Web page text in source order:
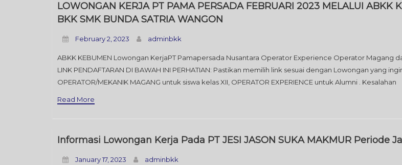
LOWONGAN KERJA PT PAMA PERSADA FEBRUARI 2023 MELALUI ABKK
BKK SMK BUNDA SATRIA WANGON
February 2, 2023 adminbkk
ABKK KEBUMEN Lowongan KerjaPT Pamapersada Nusantara Operator Experience Operator Magang
LINK PENDAFTARAN DI BAWAH INI PERHATIAN: Pastikan memilih link sesuai dengan Lowongan yang
OPERATOR/MEKANIK MAGANG untuk siswa kelas XII, OPERATOR EXPERIENCE untuk Alumni . Kesalahan
Read More
Informasi Lowongan Kerja Pada PT JESI JASON SUKA MAKMUR Periode
January 17, 2023 adminbkk